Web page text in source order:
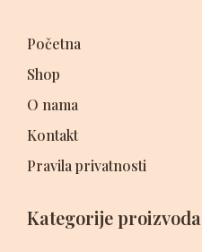
Početna
Shop
O nama
Kontakt
Pravila privatnosti
Kategorije proizvoda